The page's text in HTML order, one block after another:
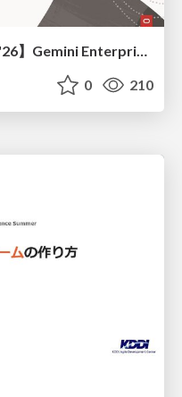
【Google Cloud Next Tokyo'26】Gemini Enterprise と Oracle AI Database で実現する、 業務データ活用を実現する AI エージェント実装
0 210